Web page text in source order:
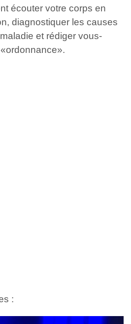
écouter votre corps en
diagnostiquer les causes
et rédiger vous-
: